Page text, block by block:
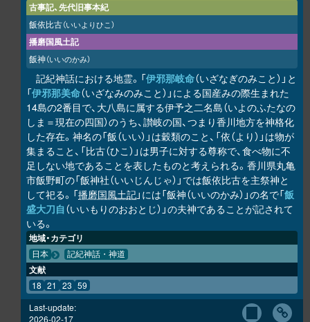
古事記、先代旧事本紀
飯依比古（いいよりひこ）
播磨国風土記
飯神（いいのかみ）
記紀神話における地霊。「伊邪那岐命（いざなぎのみこと）」と
「伊邪那美命（いざなみのみこと）」による国産みの際生まれた
14島の2番目で、大八島に属する伊予之二名島（いよのふたなの
しま＝現在の四国）のうち、讃岐の国、つまり香川地方を神格化
した存在。神名の「飯（いい）」は穀類のこと、「依（より）」は物が
集まること、「比古（ひこ）」は男子に対する尊称で、食べ物に不
足しない地であることを表したものと考えられる。香川県丸亀
市飯野町の「飯神社（いいじんじゃ）」では飯依比古を主祭神と
して祀る。「播磨国風土記」には「飯神（いいのかみ）」の名で「飯
盛大刀自（いいもりのおおとじ）」の夫神であることが記されて
いる。
地域・カテゴリ
日本 記紀神話・神道
文献
18 21 23 59
Last-update:
2026-02-17